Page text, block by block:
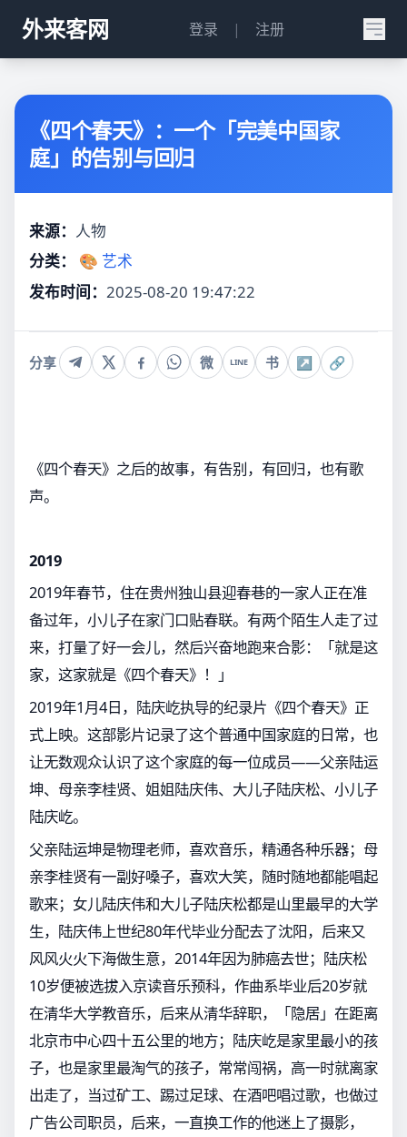
外来客网 登录 | 注册
《四个春天》：一个「完美中国家
庭」的告别与回归
来源： 人物
分类：
🎨 艺术
发布时间： 2025-08-20 19:47:22
分享 微 LINE 书 ↗ 🔗
《四个春天》之后的故事，有告别，有回归，也有歌
声。
2019
2019年春节，住在贵州独山县迎春巷的一家人正在准
备过年，小儿子在家门口贴春联。有两个陌生人走了过
来，打量了好一会儿，然后兴奋地跑来合影：「就是这
家，这家就是《四个春天》！」
2019年1月4日，陆庆屹执导的纪录片《四个春天》正
式上映。这部影片记录了这个普通中国家庭的日常，也
让无数观众认识了这个家庭的每一位成员——父亲陆运
坤、母亲李桂贤、姐姐陆庆伟、大儿子陆庆松、小儿子
陆庆屹。
父亲陆运坤是物理老师，喜欢音乐，精通各种乐器；母
亲李桂贤有一副好嗓子，喜欢大笑，随时随地都能唱起
歌来；女儿陆庆伟和大儿子陆庆松都是山里最早的大学
生，陆庆伟上世纪80年代毕业分配去了沈阳，后来又
风风火火下海做生意，2014年因为肺癌去世；陆庆松
10岁便被选拔入京读音乐预科，作曲系毕业后20岁就
在清华大学教音乐，后来从清华辞职，「隐居」在距离
北京市中心四十五公里的地方；陆庆屹是家里最小的孩
子，也是家里最淘气的孩子，常常闯祸，高一时就离家
出走了，当过矿工、踢过足球、在酒吧唱过歌，也做过
广告公司职员，后来，一直换工作的他迷上了摄影，